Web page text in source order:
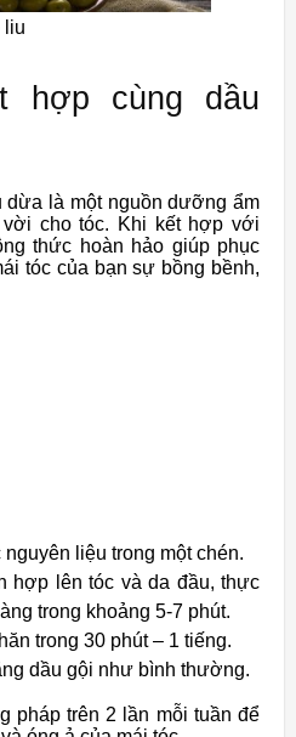
liu
hợp cùng dầu
dừa là một nguồn dưỡng ẩm
cho tóc. Khi kết hợp với
thức hoàn hảo giúp phục
tóc của bạn sự bồng bềnh,
liệu trong một chén.
hợp lên tóc và da đầu, thực
trong khoảng 5-7 phút.
trong 30 phút – 1 tiếng.
dầu gội như bình thường.
pháp trên 2 lần mỗi tuần để